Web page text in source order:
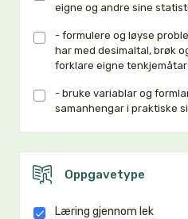
eigne og andre sine
- formulere og løyse
har med desimaltal, brøk
forklare eigne tenkjemåtar
- bruke variablar og
samanhengar i praktiske
Oppgavetype
Læring gjennom lek